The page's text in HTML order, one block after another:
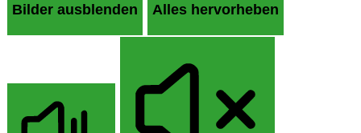
Bilder ausblenden Alles hervorheben